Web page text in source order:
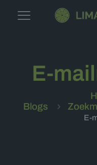
E-
Blogs
E-